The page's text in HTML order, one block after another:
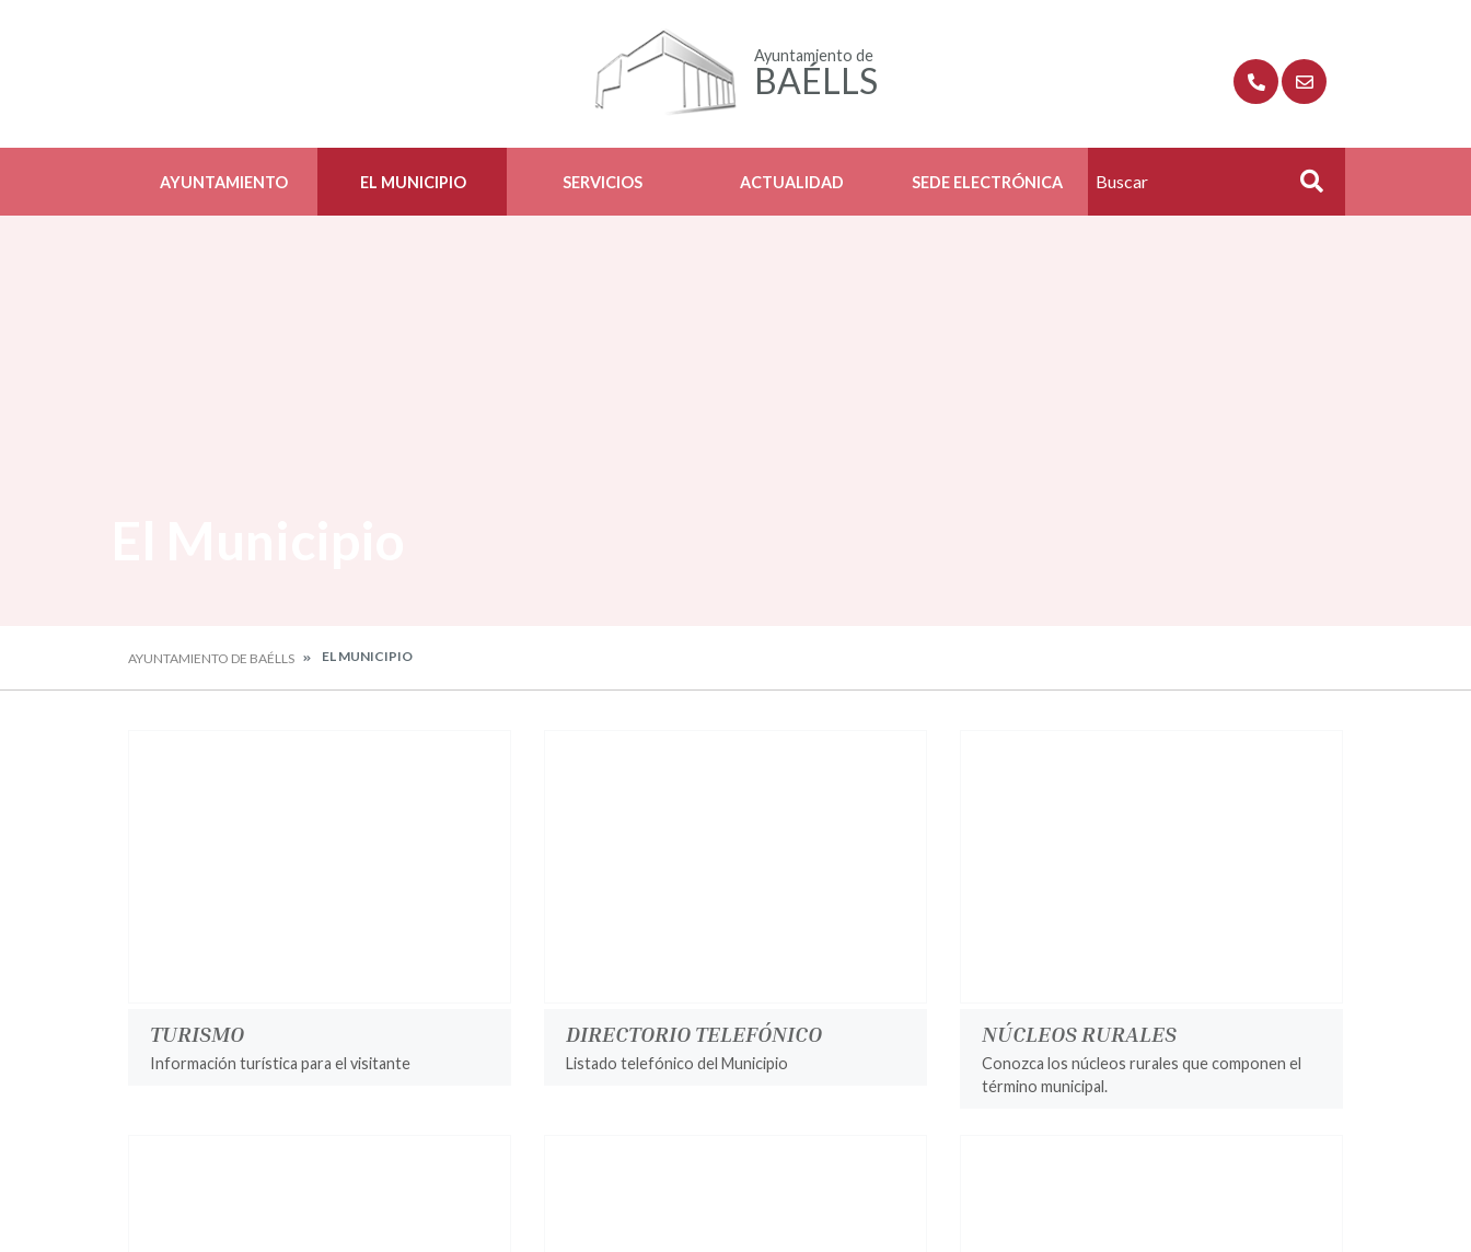
Ayuntamiento de
BAÉLLS
AYUNTAMIENTO EL MUNICIPIO SERVICIOS ACTUALIDAD SEDE ELECTRÓNICA Buscar
AYUNTAMIENTO DE BAÉLLS EL MUNICIPIO
TURISMO
Información turística para el visitante
DIRECTORIO TELEFÓNICO
Listado telefónico del Municipio
NÚCLEOS RURALES
Conozca los núcleos rurales que componen el
término municipal.